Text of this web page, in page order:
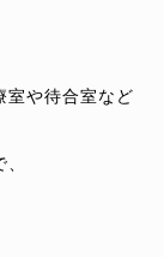
室や待合室など